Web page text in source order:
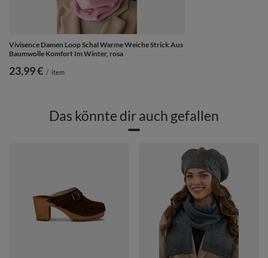
Vivisence Damen Loop Schal Warme Weiche Strick Aus
Baumwolle Komfort Im Winter, rosa
23,99 € / item
Das könnte dir auch gefallen